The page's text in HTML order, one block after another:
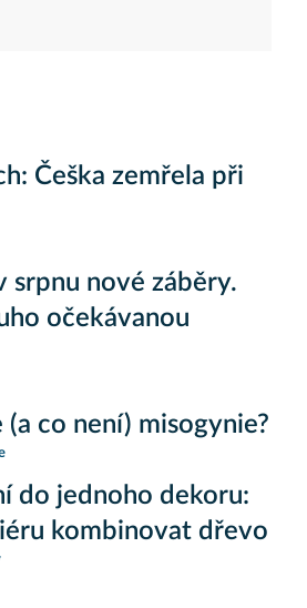
Češka zemřela při
srpnu nové záběry.
očekávanou
co není) misogynie?
do jednoho dekoru:
kombinovat dřevo